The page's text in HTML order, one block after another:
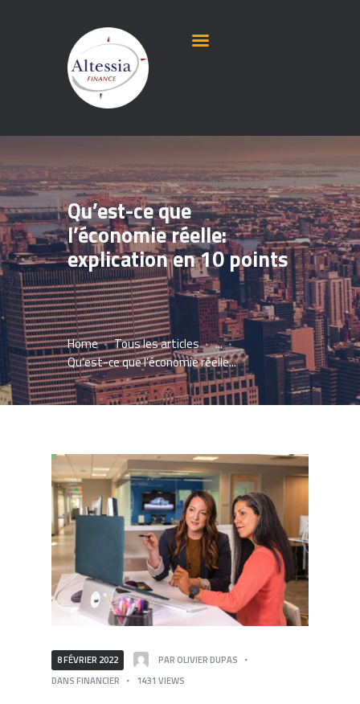
Qu’est-ce que
l’économie réelle:
explication en 10 points
Home Tous les articles
...
Qu’est-ce que l’économie réelle...
8 FÉVRIER 2022 PAR OLIVIER DUPAS
DANSFINANCIER 1431 VIEWS